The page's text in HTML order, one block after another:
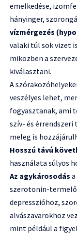
emelkedése,
hányinger,
vízmérgezés
valaki túl sok vizet
miközben a
kiválasztani.
A
veszélyes lehet,
fogyasztanak, ami
szív- és
meleg is
Hosszú távú
használata súlyos
Az agykárosodás
szerotonin-termelő
depresszióhoz,
alvászavarokhoz
mint például a